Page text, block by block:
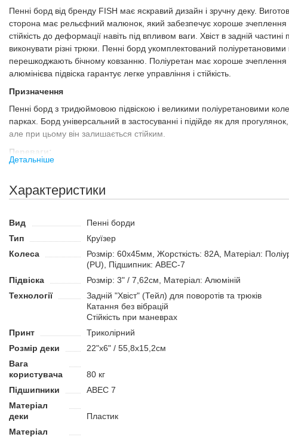
Пенні борд від бренду FISH має яскравий дизайн і зручну деку.
сторона має рельєфний малюнок, який забезпечує хороше зчеплення з
стійкість до деформації навіть під впливом ваги. Хвіст в задній
виконувати різні трюки. Пенні борд укомплектований
перешкоджають бічному ковзанню. Поліуретан має хороше зчеплення
алюмінієва підвіска гарантує легке управління і стійкість.
Призначення
Пенні борд з тридюймовою підвіскою і великими поліуретановими
парках. Борд універсальний в застосуванні і підійде як для
але при цьому він залишається стійким.
Переваги:
Ноги на деці не ковзають завдяки рельєфному малюнку на її
Детальніше
Характеристики
Вид
Пенні борди
Тип
Круїзер
Колеса
Розмір: 60x45мм, Жорсткість: 82А, Матеріал:
(PU), Підшипник: ABEC-7
Підвіска
Розмір: 3" / 7,62см, Матеріал: Алюміній
Технології
Задній "Хвіст" (Тейл) для поворотів та трюків
Катання без вібрацій
Стійкість при маневрах
Принт
Триколірний
Розмір деки
22"x6" / 55,8x15,2см
Вага
користувача
80 кг
Підшипники
ABEC 7
Матеріал
деки
Пластик
Матеріал